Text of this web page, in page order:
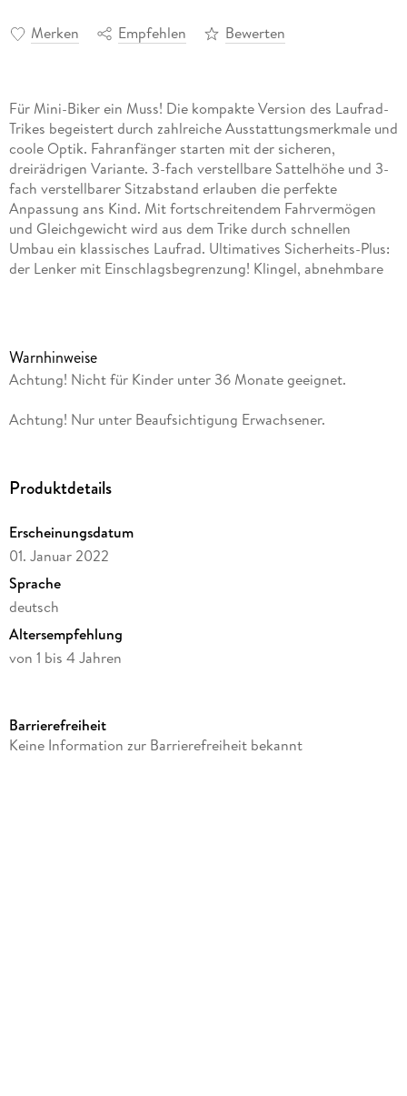
Merken Empfehlen Bewerten
Für Mini-Biker ein Muss! Die kompakte Version des Laufrad-
Trikes begeistert durch zahlreiche Ausstattungsmerkmale und
coole Optik. Fahranfänger starten mit der sicheren,
dreirädrigen Variante. 3-fach verstellbare Sattelhöhe und 3-
fach verstellbarer Sitzabstand erlauben die perfekte
Anpassung ans Kind. Mit fortschreitendem Fahrvermögen
und Gleichgewicht wird aus dem Trike durch schnellen
Umbau ein klassisches Laufrad. Ultimatives Sicherheits-Plus:
der Lenker mit Einschlagsbegrenzung! Klingel, abnehmbare
Das ist die perfekte Vorbereitung auf das Fahrradfahren
ohne Stützräder. Laufräder und Trikes schulen wie kein
Koordination - und das ganz individuell! Der Rahmen ist in
Warnhinweise
Achtung! Nicht für Kinder unter 36 Monate geeignet.
Achtung! Nur unter Beaufsichtigung Erwachsener.
Produktdetails
Erscheinungsdatum
01. Januar 2022
Sprache
deutsch
Altersempfehlung
von 1 bis 4 Jahren
Produktart
Barrierefreiheit
Keine Information zur Barrierefreiheit bekannt